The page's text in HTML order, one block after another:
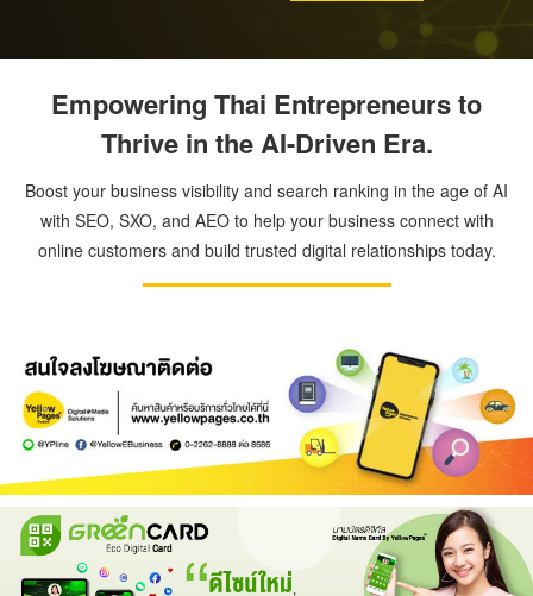
Empowering Thai Entrepreneurs to
Thrive in the AI-Driven Era.
Boost your business visibility and search ranking in the age of AI
with SEO, SXO, and AEO to help your business connect with
online customers and build trusted digital relationships today.